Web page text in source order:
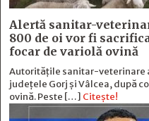
Alertă sanitar-
800 de oi vor fi
focar de variolă ovină
Autoritățile sanitar-veterinare
județele Gorj și Vâlcea, după
ovină. Peste […] Citește!